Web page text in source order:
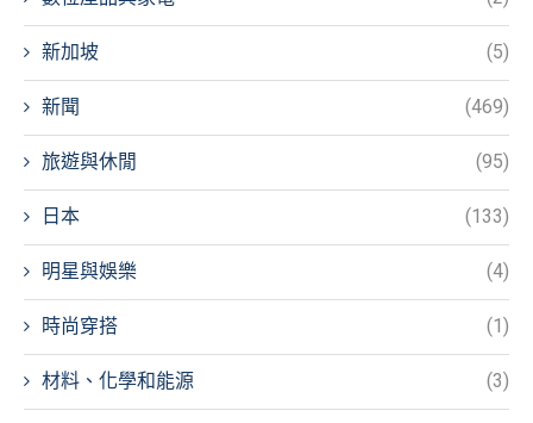
新加坡 (5)
新聞 (469)
旅遊與休閒 (95)
日本 (133)
明星與娛樂 (4)
時尚穿搭 (1)
材料、化學和能源 (3)